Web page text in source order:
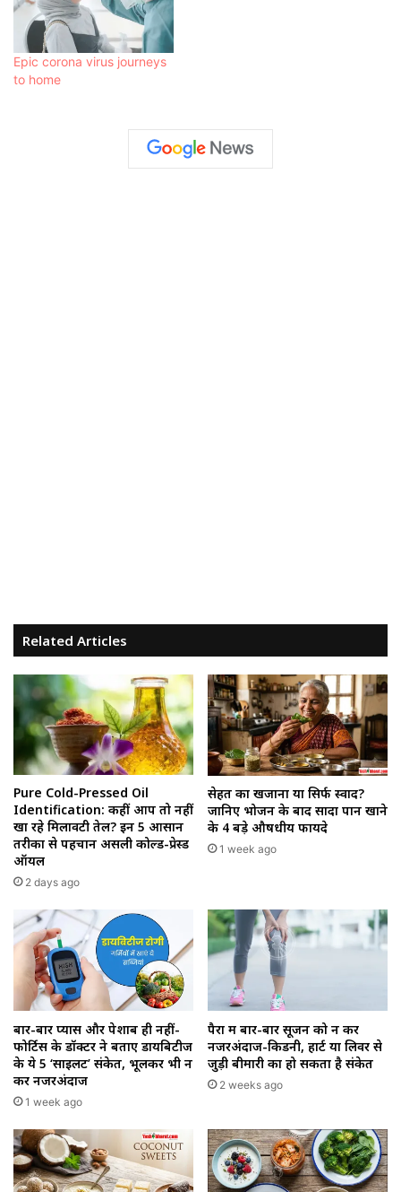
Epic corona virus journeys
to home
Related Articles
Pure Cold-Pressed Oil
Identification: कहीं आप तो नहीं
खा रहे मिलावटी तेल? इन 5 आसान
तरीकों से पहचानें असली कोल्ड-प्रेस्ड
ऑयल
2 days ago
सेहत का खजाना या सिर्फ स्वाद?
जानिए भोजन के बाद सादा पान खाने
के 4 बड़े औषधीय फायदे
1 week ago
बार-बार प्यास और पेशाब ही नहीं-
फोर्टिस के डॉक्टर ने बताए डायबिटीज
के ये 5 ‘साइलेंट’ संकेत, भूलकर भी न
करें नजरअंदाज
1 week ago
पैरों में बार-बार सूजन को न करें
नजरअंदाज-किडनी, हार्ट या लिवर से
जुड़ी बीमारी का हो सकता है संकेत
2 weeks ago